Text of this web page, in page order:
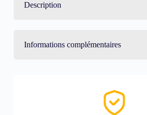
Description
Informations complémentaires